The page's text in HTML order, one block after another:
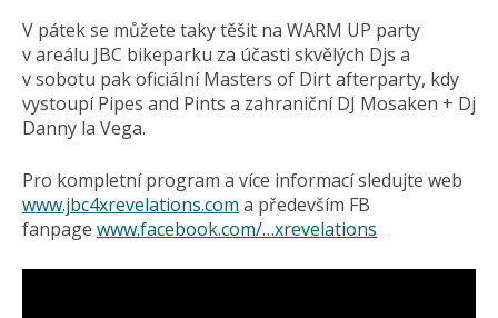
V pátek se můžete taky těšit na WARM UP party
v areálu JBC bikeparku za účasti skvělých Djs a
v sobotu pak oficiální Masters of Dirt afterparty, kdy
vystoupí Pipes and Pints a zahraniční DJ Mosaken + Dj
Danny la Vega.
Pro kompletní program a více informací sledujte web
www.jbc4xrevelations.com a především FB
fanpage www.facebook.com/…xrevelations